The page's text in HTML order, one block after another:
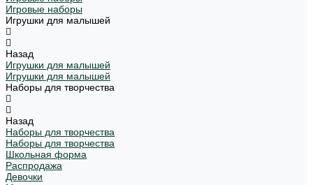
Игровые наборы
Игрушки для малышей
Назад
Игрушки для малышей
Игрушки для малышей
Наборы для творчества
Назад
Наборы для творчества
Наборы для творчества
Школьная форма
Распродажа
Девочки